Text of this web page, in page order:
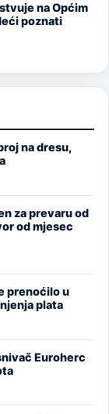
na Općim
poznati
na dresu,
za prevaru od
od mjesec
prenoćilo u
plata
Euroherc